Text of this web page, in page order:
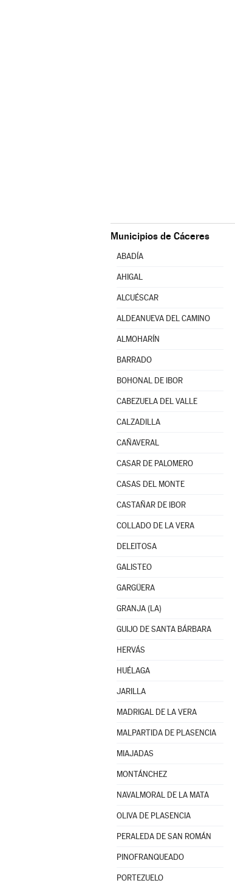
Municipios de Cáceres
ABADÍA
AHIGAL
ALCUÉSCAR
ALDEANUEVA DEL CAMINO
ALMOHARÍN
BARRADO
BOHONAL DE IBOR
CABEZUELA DEL VALLE
CALZADILLA
CAÑAVERAL
CASAR DE PALOMERO
CASAS DEL MONTE
CASTAÑAR DE IBOR
COLLADO DE LA VERA
DELEITOSA
GALISTEO
GARGÜERA
GRANJA (LA)
GUIJO DE SANTA BÁRBARA
HERVÁS
HUÉLAGA
JARILLA
MADRIGAL DE LA VERA
MALPARTIDA DE PLASENCIA
MIAJADAS
MONTÁNCHEZ
NAVALMORAL DE LA MATA
OLIVA DE PLASENCIA
PERALEDA DE SAN ROMÁN
PINOFRANQUEADO
PORTEZUELO